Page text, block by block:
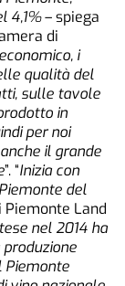
4,1%– spiega
di
i
qualità del
sulle tavole
in
per noi
il grande
”. “Inizia con
del
Piemonte Land
nel 2014 ha
Piemonte